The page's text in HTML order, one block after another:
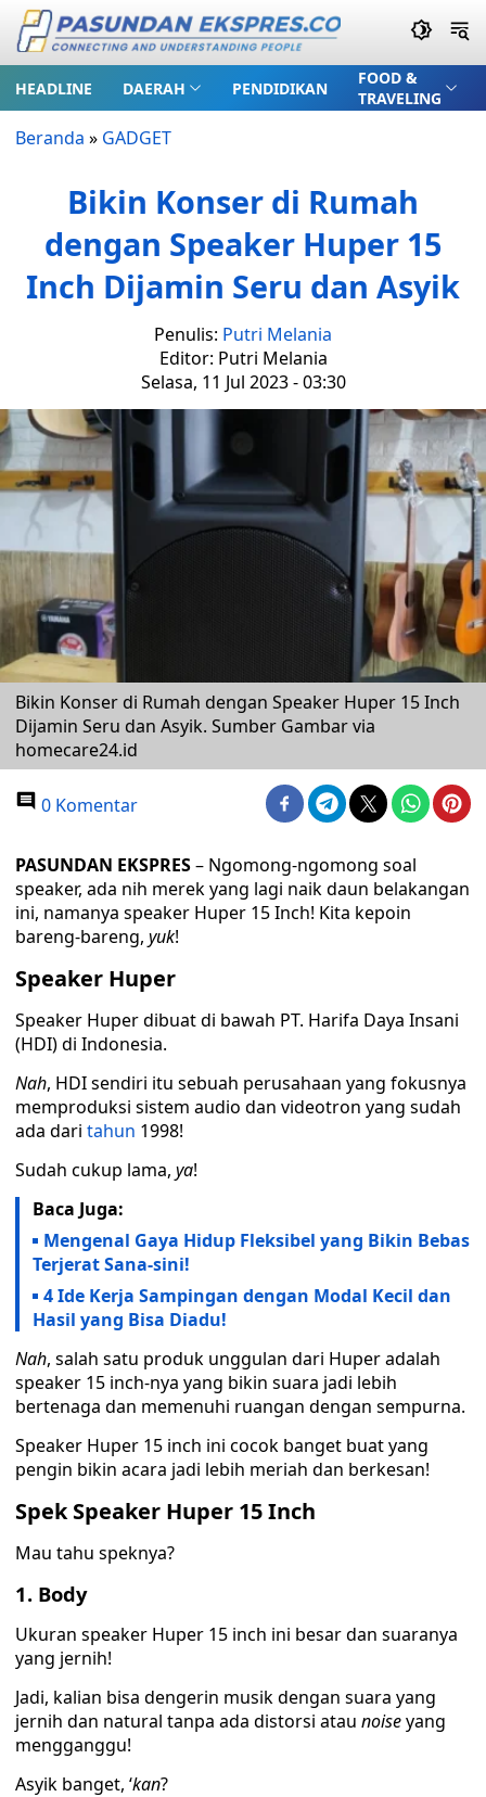
HEADLINE DAERAH PENDIDIKAN
FOOD &
TRAVELING
Beranda » GADGET
Bikin Konser di Rumah
dengan Speaker Huper 15
Inch Dijamin Seru dan Asyik
Penulis: Putri Melania
Editor: Putri Melania
Selasa, 11 Jul 2023 - 03:30
Bikin Konser di Rumah dengan Speaker Huper 15 Inch
Dijamin Seru dan Asyik. Sumber Gambar via
homecare24.id
0 Komentar
PASUNDAN EKSPRES– Ngomong-ngomong soal
speaker, ada nih merek yang lagi naik daun belakangan
ini, namanya speaker Huper 15 Inch! Kita kepoin
bareng-bareng, yuk!
Speaker Huper
Speaker Huper dibuat di bawah PT. Harifa Daya Insani
(HDI) di Indonesia.
Nah, HDI sendiri itu sebuah perusahaan yang fokusnya
memproduksi sistem audio dan videotron yang sudah
ada dari tahun 1998!
Sudah cukup lama, ya!
Baca Juga:
Mengenal Gaya Hidup Fleksibel yang Bikin Bebas
Terjerat Sana-sini!
4 Ide Kerja Sampingan dengan Modal Kecil dan
Hasil yang Bisa Diadu!
Nah, salah satu produk unggulan dari Huper adalah
speaker 15 inch-nya yang bikin suara jadi lebih
bertenaga dan memenuhi ruangan dengan sempurna.
Speaker Huper 15 inch ini cocok banget buat yang
pengin bikin acara jadi lebih meriah dan berkesan!
Spek Speaker Huper 15 Inch
Mau tahu speknya?
1. Body
Ukuran speaker Huper 15 inch ini besar dan suaranya
yang jernih!
Jadi, kalian bisa dengerin musik dengan suara yang
jernih dan natural tanpa ada distorsi atau noiseyang
mengganggu!
Asyik banget, ‘kan?